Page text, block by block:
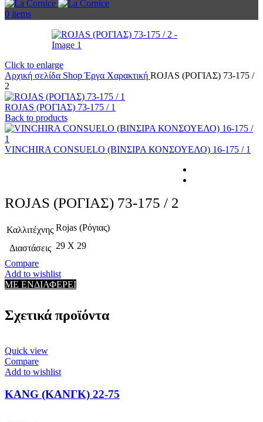
0 items
Click to enlarge
Αρχική σελίδα ShopΈργα Χαρακτική ROJAS (ΡΟΓΙΑΣ) 73-175 /
2
ROJAS (ΡΟΓΙΑΣ) 73-175 / 1
Back to products
VINCHIRA CONSUELO (ΒΙΝΣΙΡΑ ΚΟΝΣΟΥΕΛΟ) 16-175 / 1
ROJAS (ΡΟΓΙΑΣ) 73-175 / 2
Καλλιτέχνης Rojas (Ρόγιας)
Διαστάσεις 29 X 29
Compare
Add to wishlist
ΜΕ ΕΝΔΙΑΦΕΡΕΙ
Σχετικά προϊόντα
Quick view
Compare
Add to wishlist
KANG (ΚΑΝΓΚ) 22-75